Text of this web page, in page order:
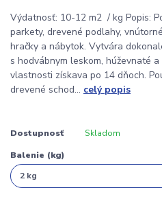
Výdatnosť: 10-12 m2 / kg Popis:
parkety, drevené podlahy,
hračky a nábytok. Vytvára
s hodvábnym leskom, húževnaté a
vlastnosti získava po 14 dňoch.
drevené schod... celý popis
Dostupnosť Skladom
Balenie (kg)